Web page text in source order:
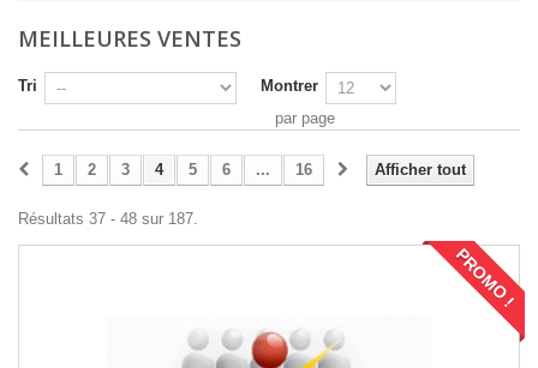
MEILLEURES VENTES
Tri
Montrer
par page
Afficher tout
1 2 3 4 5 6 ... 16
Résultats 37 - 48 sur 187.
PROMO !